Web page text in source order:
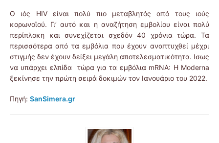
Ο ιός HIV είναι πολύ πιο μεταβλητός από τους ιούς
κορωνοϊού. Γι’ αυτό και η αναζήτηση εμβολίου είναι πολύ
περίπλοκη και συνεχίζεται σχεδόν 40 χρόνια τώρα. Τα
περισσότερα από τα εμβόλια που έχουν αναπτυχθεί μέχρι
στιγμής δεν έχουν δείξει μεγάλη αποτελεσματικότητα. Ισως
να υπάρχει ελπίδα τώρα για τα εμβόλια mRNA: Η Moderna
ξεκίνησε την πρώτη σειρά δοκιμών τον Ιανουάριο του 2022.
Πηγή: SanSimera.gr